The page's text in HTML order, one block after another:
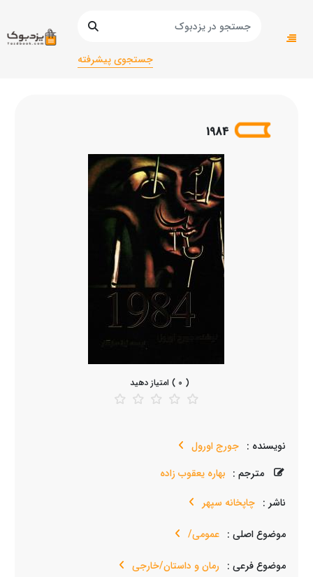
جستجوی پیشرفته
صفحه اصلی
رمان و داستان/خارجی
1984
( 0 ) امتیاز دهید
نویسنده : جورج اورول
مترجم : بهاره یعقوب زاده
ناشر : چاپخانه سپهر
موضوع اصلی : عمومی/
موضوع فرعی : رمان و داستان/خارجی